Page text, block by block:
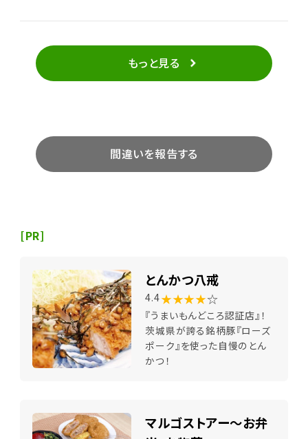
もっと見る
間違いを報告する
[PR]
とんかつ八戒
4.4★★★★☆
『うまいもんどころ認証店』！
茨城県が誇る銘柄豚『ローズ
ポーク』を使った自慢のとん
かつ！
マルゴストアー～お弁